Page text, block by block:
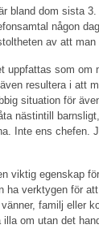
bland dom sista
någon
av att
uppfattas som
resultera i att
situation för
nästintill
Inte ens chefen.
viktig egenskap
ha verktygen för
familj eller
om utan det